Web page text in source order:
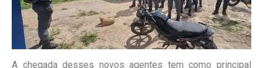
A chegada desses novos agentes tem como principal